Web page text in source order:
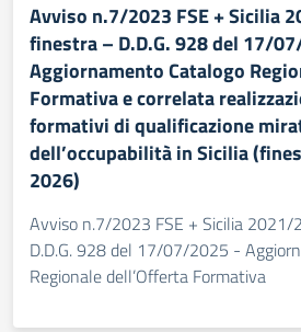
Avviso n.7/2023 FSE + Sicilia
finestra – D.D.G. 928 del 17/
Aggiornamento Catalogo
Formativa e correlata
formativi di qualificazione
dell’occupabilità in Sicilia
2026)
Avviso n.7/2023 FSE + Sicilia
D.D.G. 928 del 17/07/2025 -
Regionale dell’Offerta Formativa